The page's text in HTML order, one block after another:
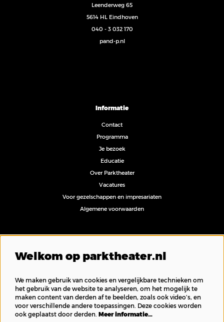
Leenderweg 65
5614 HL Eindhoven
040 - 3 032 170
pand-p.nl
Informatie
Contact
Programma
Je bezoek
Educatie
Over Parktheater
Vacatures
Voor gezelschappen en impresariaten
Algemene voorwaarden
Inschrijven nieuwsbrief
Welkom op parktheater.nl
We maken gebruik van cookies en vergelijkbare technieken om
het gebruik van de website te analyseren, om het mogelijk te
maken content van derden af te beelden, zoals ook video’s, en
voor verschillende andere toepassingen. Deze cookies worden
ook geplaatst door derden. Meer informatie…